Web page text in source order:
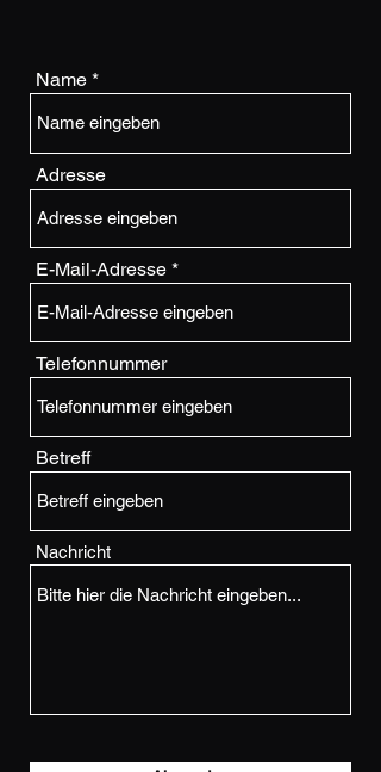
Name
Adresse
E-Mail-Adresse
Telefonnummer
Betreff
Nachricht